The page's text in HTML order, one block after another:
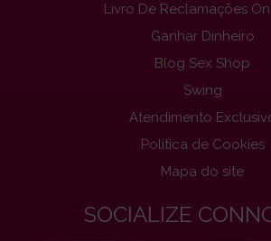
Livro De Reclamações
Ganhar Dinheiro
Blog Sex Shop
Swing
Atendimento
Politica de Cookies
Mapa do site
SOCIALIZE